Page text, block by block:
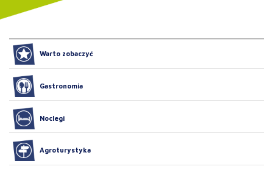
Warto zobaczyć
Gastronomia
Noclegi
Agroturystyka